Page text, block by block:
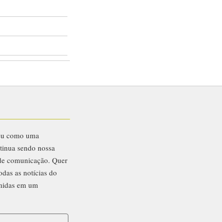
como uma
sendo nossa
comunicação. Quer
as notícias do
em um